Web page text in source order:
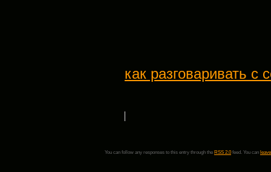
как разговаривать с
You can follow any responses to this entry through the RSS 2.0 feed. You can